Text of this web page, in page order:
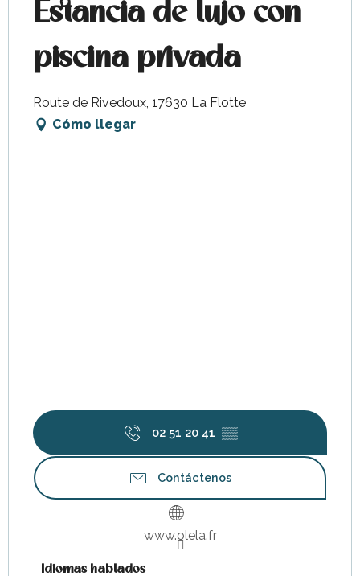
Estancia de lujo con
piscina privada
Route de Rivedoux, 17630 La Flotte
Cómo llegar
02 51 20 41 ▒▒
Contáctenos
www.olela.fr
Idiomas hablados
Idiomas hablados